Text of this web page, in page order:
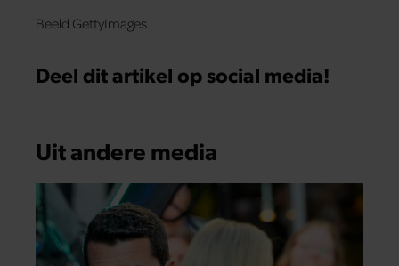
Beeld GettyImages
Deel dit artikel op social media!
Uit andere media